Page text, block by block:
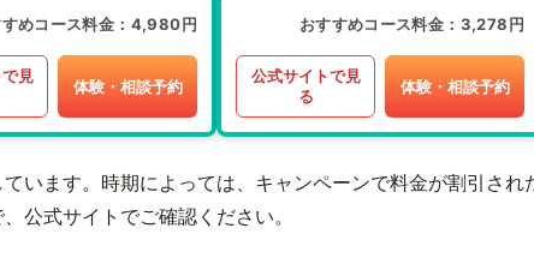
めコース料金 4,980円
見
体験・相談予約
おすすめコース料金 3,278円
公式サイトで見
る
体験・相談予約
います。時期によっては、キャンペーンで料金が割引され
公式サイトでご確認ください。